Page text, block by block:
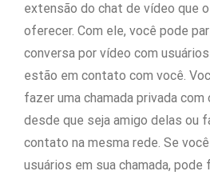
extensão do chat de vídeo que
oferecer. Com ele, você pode
conversa por vídeo com
estão em contato com você.
fazer uma chamada privada
desde que seja amigo delas ou
contato na mesma rede. Se
usuários em sua chamada,